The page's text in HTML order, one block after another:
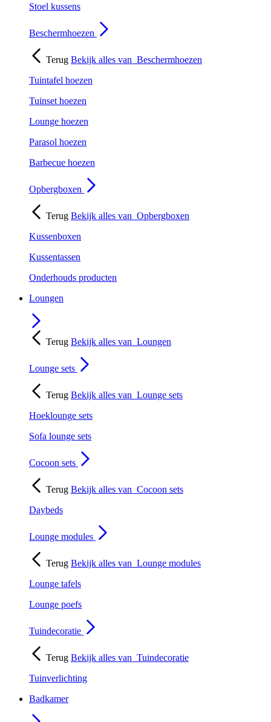
Stoel kussens
Beschermhoezen
Terug Bekijk alles van Beschermhoezen
Tuintafel hoezen
Tuinset hoezen
Lounge hoezen
Parasol hoezen
Barbecue hoezen
Opbergboxen
Terug Bekijk alles van Opbergboxen
Kussenboxen
Kussentassen
Onderhouds producten
Loungen
Terug Bekijk alles van Loungen
Lounge sets
Terug Bekijk alles van Lounge sets
Hoeklounge sets
Sofa lounge sets
Cocoon sets
Terug Bekijk alles van Cocoon sets
Daybeds
Lounge modules
Terug Bekijk alles van Lounge modules
Lounge tafels
Lounge poefs
Tuindecoratie
Terug Bekijk alles van Tuindecoratie
Tuinverlichting
Badkamer